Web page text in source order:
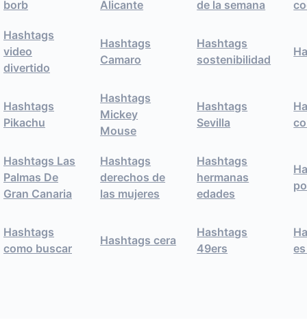
borb
Alicante
de la semana
Hashtags
video
divertido
Hashtags
Camaro
Hashtags
sostenibilidad
Hashtags
Pikachu
Hashtags
Mickey
Mouse
Hashtags
Sevilla
Hashtags Las
Palmas De
Gran Canaria
Hashtags
derechos de
las mujeres
Hashtags
hermanas
edades
Hashtags
como buscar
Hashtags cera
Hashtags
49ers